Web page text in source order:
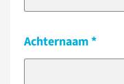
Achternaam